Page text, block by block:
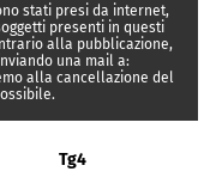
stati presi da internet,
presenti in questi
alla pubblicazione,
una mail a:
alla cancellazione del
Tg4